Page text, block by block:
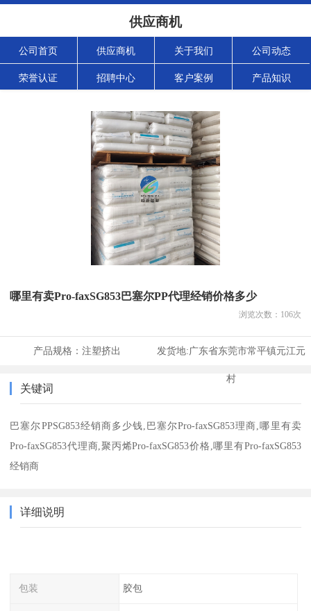
供应商机
公司首页 供应商机 关于我们 公司动态
荣誉认证 招聘中心 客户案例 产品知识
哪里有卖Pro-faxSG853巴塞尔PP代理经销价格多少
浏览次数： 106次
产品规格： 注塑挤出 发货地:广东省东莞市常平镇元江元
村
关键词
巴塞尔PPSG853经销商多少钱,巴塞尔Pro-faxSG853理商,哪里有卖
Pro-faxSG853代理商,聚丙烯Pro-faxSG853价格,哪里有Pro-faxSG853
经销商
详细说明
包装 胶包